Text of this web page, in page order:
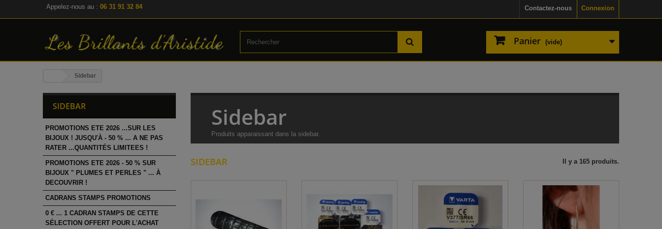
Connexion
Contactez-nous
Appelez-nous au : 06 31 91 32 84
Panier (vide)
Sidebar
SIDEBAR
PROMOTIONS ETE 2026 ...SUR LES
BIJOUX ! JUSQU'À - 50 % ... A NE PAS
RATER ...QUANTITÉS LIMITEES !
PROMOTIONS ETE 2026 - 50 % SUR
BIJOUX " PLUMES ET PERLES " ... À
DECOUVRIR !
CADRANS STAMPS PROMOTIONS
0 € ... 1 CADRAN STAMPS DE CETTE
SÉLECTION OFFERT POUR L'ACHAT
Sidebar
Produits apparaissant dans la sidebar.
SIDEBAR Il y a 165 produits.